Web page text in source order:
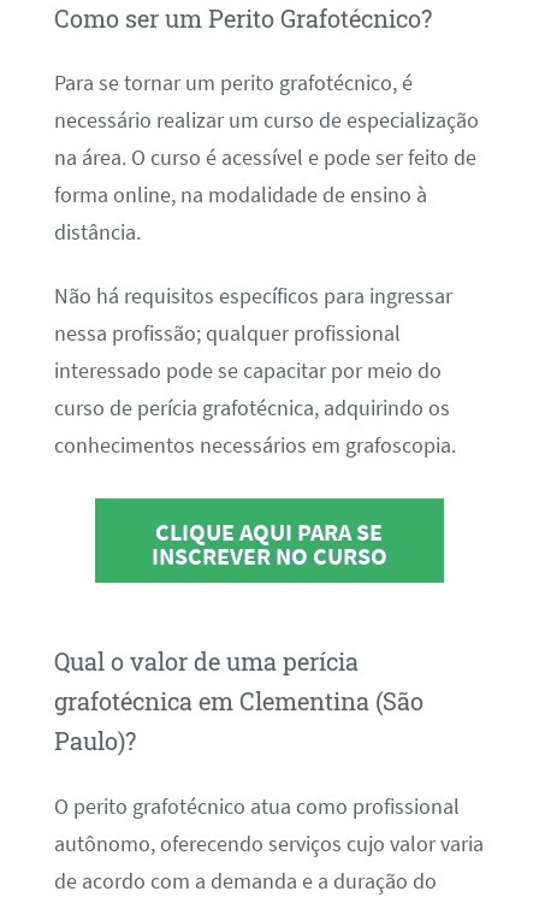
Como ser um Perito Grafotécnico?
Para se tornar um perito grafotécnico, é
necessário realizar um curso de especialização
na área. O curso é acessível e pode ser feito de
forma online, na modalidade de ensino à
distância.
Não há requisitos específicos para ingressar
nessa profissão; qualquer profissional
interessado pode se capacitar por meio do
curso de perícia grafotécnica, adquirindo os
conhecimentos necessários em grafoscopia.
CLIQUE AQUI PARA SE
INSCREVER NO CURSO
Qual o valor de uma perícia
grafotécnica em Clementina (São
Paulo)?
O perito grafotécnico atua como profissional
autônomo, oferecendo serviços cujo valor varia
de acordo com a demanda e a duração do